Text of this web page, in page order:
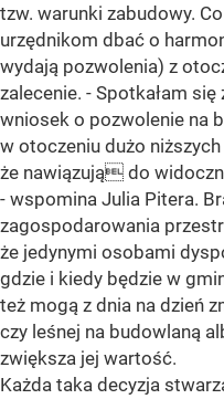
tzw. warunki zabudowy.
urzędnikom dbać o
wydają pozwolenia) z
zalecenie. - Spotkałam
wniosek o pozwolenie na
w otoczeniu dużo
że nawiązują do
- wspomina Julia Pitera.
zagospodarowania
że jedynymi osobami
gdzie i kiedy będzie w
też mogą z dnia na dzień
czy leśnej na budowlaną
zwiększa jej wartość.
Każda taka decyzja